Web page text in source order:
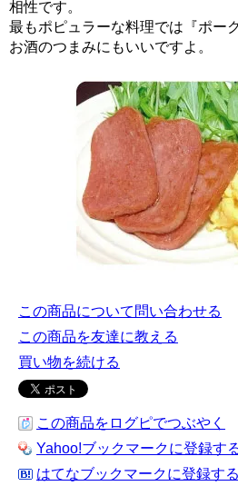
相性です。
最もポピュラーな料理では『ポー
お酒のつまみにもいいですよ。
この商品について問い合わせる
この商品を友達に教える
買い物を続ける
この商品をログピでつぶやく
Yahoo!ブックマークに登録す
はてなブックマークに登録する